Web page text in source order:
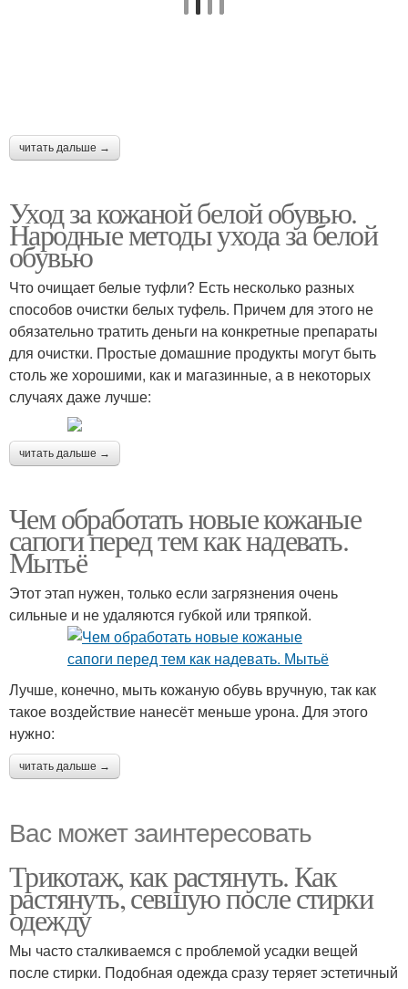
читать дальше →
Уход за кожаной белой обувью.
Народные методы ухода за белой
обувью
Что очищает белые туфли? Есть несколько разных
способов очистки белых туфель. Причем для этого не
обязательно тратить деньги на конкретные препараты
для очистки. Простые домашние продукты могут быть
столь же хорошими, как и магазинные, а в некоторых
случаях даже лучше:
читать дальше →
Чем обработать новые кожаные
сапоги перед тем как надевать.
Мытьё
Этот этап нужен, только если загрязнения очень
сильные и не удаляются губкой или тряпкой.
Лучше, конечно, мыть кожаную обувь вручную, так как
такое воздействие нанесёт меньше урона. Для этого
нужно:
читать дальше →
Вас может заинтересовать
Трикотаж, как растянуть. Как
растянуть, севшую после стирки
одежду
Мы часто сталкиваемся с проблемой усадки вещей
после стирки. Подобная одежда сразу теряет эстетичный